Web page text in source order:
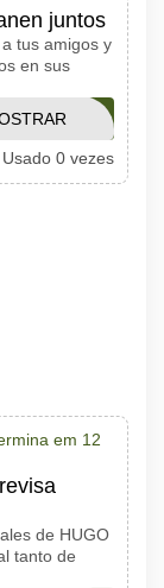
juntos
tus amigos y
en sus
EXTRA20
CÓDIGO
Usado 0 vezes
em 12
de HUGO
tanto de